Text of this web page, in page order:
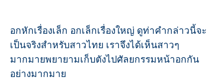
อกหักเรื่องเล็ก อกเล็กเรื่องใหญ่ ดูท่าคำกล่าวนี้จะ
เป็นจริงสำหรับสาวไทย เราจึงได้เห็นสาวๆ
มากมายพยายามเก็บตังไปศัลยกรรมหน้าอกกัน
อย่างมากมาย